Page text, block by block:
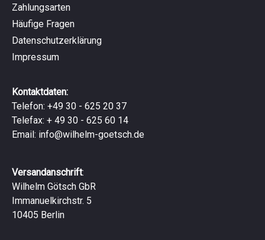
Zahlungsarten
Häufige Fragen
Datenschutzerklärung
Impressum
Kontaktdaten:
Telefon: +49 30 - 625 20 37
Telefax: + 49 30 - 625 60 14
Email: info@wilhelm-goetsch.de
Versandanschrift:
Wilhelm Götsch GbR
Immanuelkirchstr. 5
10405 Berlin